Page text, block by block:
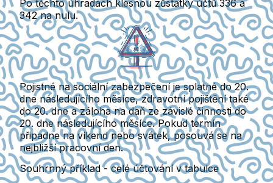
Po těchto úhradách klesnou zůstatky účtů 336 a
342 na nulu.
Pojistné na sociální zabezpečení je splatné do 20.
dne následujícího měsíce, zdravotní pojištění také
do 20. dne a záloha na daň ze závislé činnosti do
20. dne následujícího měsíce.Pokud termín
připadne na víkend nebo svátek, posouvá se na
nejbližší pracovní den.
Souhrnný příklad - celé účtování v tabulce